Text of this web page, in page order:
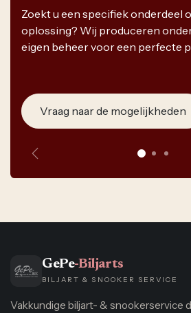
Zoekt u een specifiek onderdeel
oplossing? Wij produceren
eigen beheer voor een perfecte
Vraag naar de mogelijkheden
Vorige
GePe-Biljarts
BILJART & SNOOKER SERVICE
Vakkundige biljart- & snookerservice